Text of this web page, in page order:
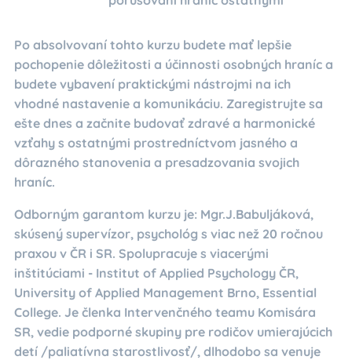
Po absolvovaní tohto kurzu budete mať lepšie
pochopenie dôležitosti a účinnosti osobných hraníc a
budete vybavení praktickými nástrojmi na ich
vhodné nastavenie a komunikáciu. Zaregistrujte sa
ešte dnes a začnite budovať zdravé a harmonické
vzťahy s ostatnými prostredníctvom jasného a
dôrazného stanovenia a presadzovania svojich
hraníc.
Odborným garantom kurzu je: Mgr.J.Babuljáková,
skúsený supervízor, psychológ s viac než 20 ročnou
praxou v ČR i SR. Spolupracuje s viacerými
inštitúciami - Institut of Applied Psychology ČR,
University of Applied Management Brno, Essential
College. Je členka Intervenčného teamu Komisára
SR, vedie podporné skupiny pre rodičov umierajúcich
detí /paliatívna starostlivosť/, dlhodobo sa venuje